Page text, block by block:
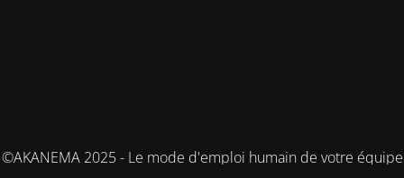
©AKANEMA 2025 - Le mode d'emploi humain de votre équipe